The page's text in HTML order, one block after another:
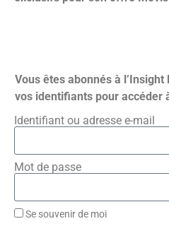
Vous êtes abonnés à
vos identifiants pour accéder
Identifiant ou adresse e-mail
Mot de passe
Se souvenir de moi